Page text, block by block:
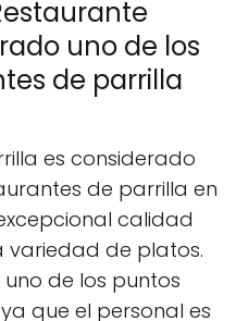
uno de los
de parrilla
es considerado
de parrilla en
calidad
variedad de platos.
de los puntos
que el personal es